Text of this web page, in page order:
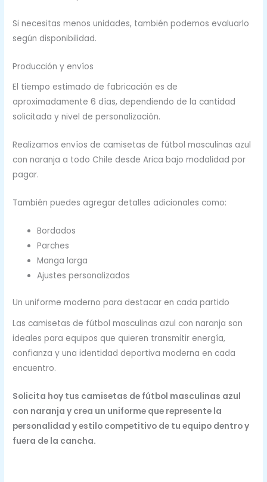
Si necesitas menos unidades, también podemos evaluarlo
según disponibilidad.
Producción y envíos
El tiempo estimado de fabricación es de
aproximadamente 6 días, dependiendo de la cantidad
solicitada y nivel de personalización.
Realizamos envíos de camisetas de fútbol masculinas azul
con naranja a todo Chile desde Arica bajo modalidad por
pagar.
También puedes agregar detalles adicionales como:
Bordados
Parches
Manga larga
Ajustes personalizados
Un uniforme moderno para destacar en cada partido
Las camisetas de fútbol masculinas azul con naranja son
ideales para equipos que quieren transmitir energía,
confianza y una identidad deportiva moderna en cada
encuentro.
Solicita hoy tus camisetas de fútbol masculinas azul
con naranja y crea un uniforme que represente la
personalidad y estilo competitivo de tu equipo dentro y
fuera de la cancha.